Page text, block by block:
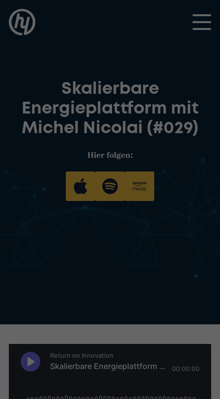
Toggle
Skalierbare
Energieplattform mit
Michel Nicolai (#029)
Hier folgen: